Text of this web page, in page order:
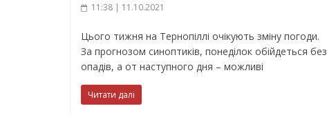
11:38 | 11.10.2021
Цього тижня на Тернопіллі очікують зміну погоди.
За прогнозом синоптиків, понеділок обійдеться без
опадів, а от наступного дня – можливі
Читати далі